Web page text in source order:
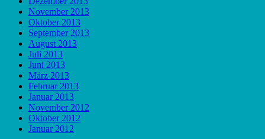
November 2013
Oktober 2013
September 2013
August 2013
Juli 2013
Juni 2013
März 2013
Februar 2013
Januar 2013
November 2012
Oktober 2012
Januar 2012